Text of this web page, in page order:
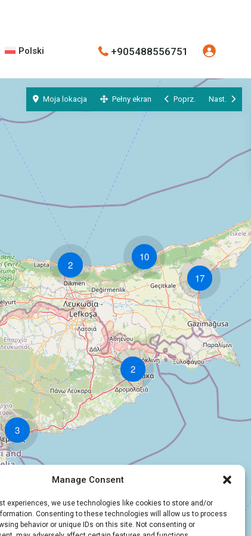
Manage Consent
experiences, we use technologies like cookies to store and/or
Consenting to these technologies will allow us to process
behavior or unique IDs on this site. Not consenting or
Polski +905488556751
3
2
2
10
17
Moja lokacja Pełny ekran Poprz. Nast.